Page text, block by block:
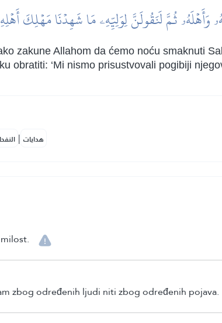
وَأَهۡلَهُۥ ثُمَّ لَنَقُولَنَّ لِوَلِيِّهِۦ مَا شَهِدۡنَا مَهۡلِكَ
zakune Allahom da ćemo noću smaknuti
obratiti: ‘Mi nismo prisustvovali pogibiji
| هدايات
zbog određenih ljudi niti zbog određenih pojava.